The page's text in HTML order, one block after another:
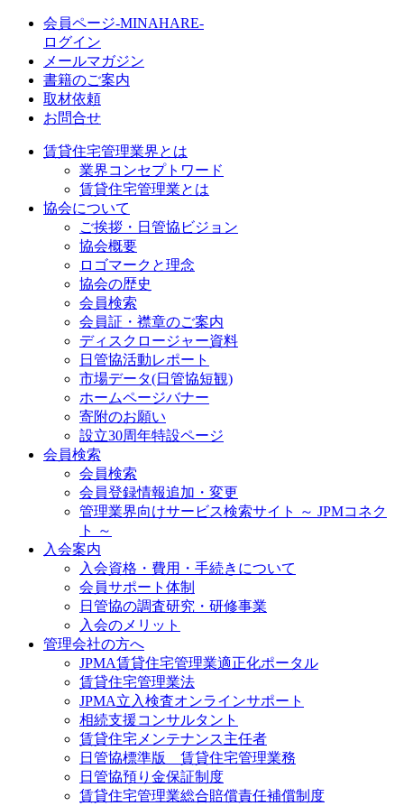
会員ページ-MINAHARE-
ログイン
メールマガジン
書籍のご案内
取材依頼
お問合せ
賃貸住宅管理業界とは
業界コンセプトワード
賃貸住宅管理業とは
協会について
ご挨拶・日管協ビジョン
協会概要
ロゴマークと理念
協会の歴史
会員検索
会員証・襟章のご案内
ディスクロージャー資料
日管協活動レポート
市場データ(日管協短観)
ホームページバナー
寄附のお願い
設立30周年特設ページ
会員検索
会員検索
会員登録情報追加・変更
管理業界向けサービス検索サイト ～ JPMコネク
ト ～
入会案内
入会資格・費用・手続きについて
会員サポート体制
日管協の調査研究・研修事業
入会のメリット
管理会社の方へ
JPMA賃貸住宅管理業適正化ポータル
賃貸住宅管理業法
JPMA立入検査オンラインサポート
相続支援コンサルタント
賃貸住宅メンテナンス主任者
日管協標準版 賃貸住宅管理業務
日管協預り金保証制度
賃貸住宅管理業総合賠償責任補償制度